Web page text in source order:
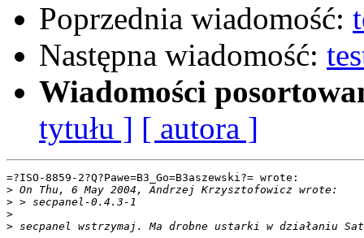
Poprzednia wiadomość:
Następna wiadomość:
Wiadomości
tytułu ] [ autora ]
=?ISO-8859-2?Q?Pawe=B3_Go=B3aszewski?= wrote:
>
>
>
>